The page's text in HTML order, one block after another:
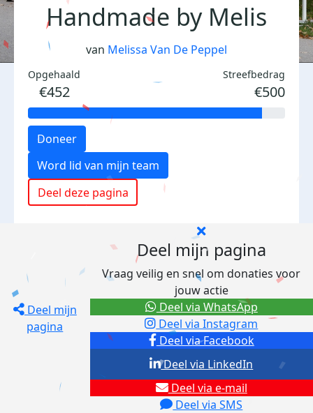
Handmade by Melis
van Melissa Van De Peppel
Opgehaald
€452
Streefbedrag
€500
Doneer
Word lid van mijn team
Deel deze pagina
Deel mijn
pagina
Deel mijn pagina
Vraag veilig en snel om donaties voor
jouw actie
Deel via Facebook
Deel via Instagram
Deel via e-mail
Deel via SMS
Deel via LinkedIn
Deel via WhatsApp